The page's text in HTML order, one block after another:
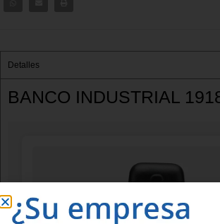
Detalles
BANCO INDUSTRIAL